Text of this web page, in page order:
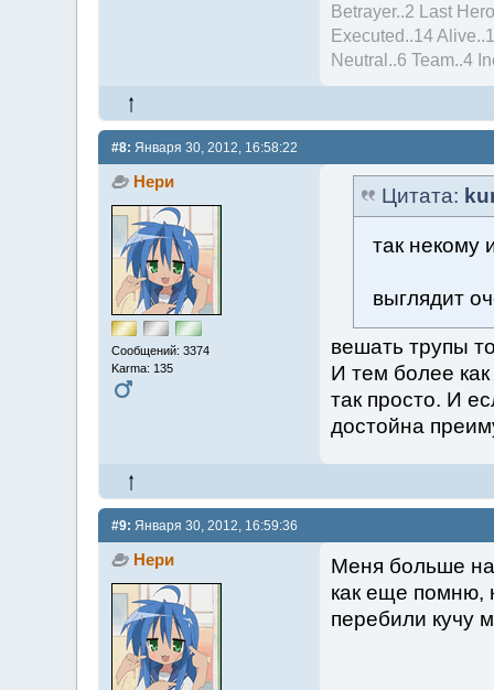
Betrayer..2 Last
Executed..14
Neutral..6 Team..4
#8: Января 30, 2012, 16:58:22
Нери
Сообщений: 3374
Karma: 135
Цитата:
так некому
выглядит
вешать трупы
И тем более
так просто. И
достойна
#9: Января 30, 2012, 16:59:36
Нери
Меня больше
как еще помню,
перебили кучу